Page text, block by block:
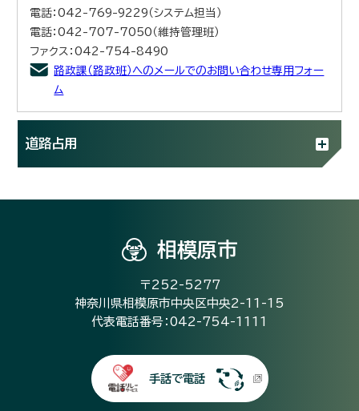
電話：042-769-9229（システム担当）
電話：042-707-7050（維持管理班）
ファクス：042-754-8490
路政課（路政班）へのメールでのお問い合わせ専用フォー
ム
道路占用
相模原市
〒252-5277
神奈川県相模原市中央区中央2-11-15
代表電話番号：042-754-1111
手話で電話